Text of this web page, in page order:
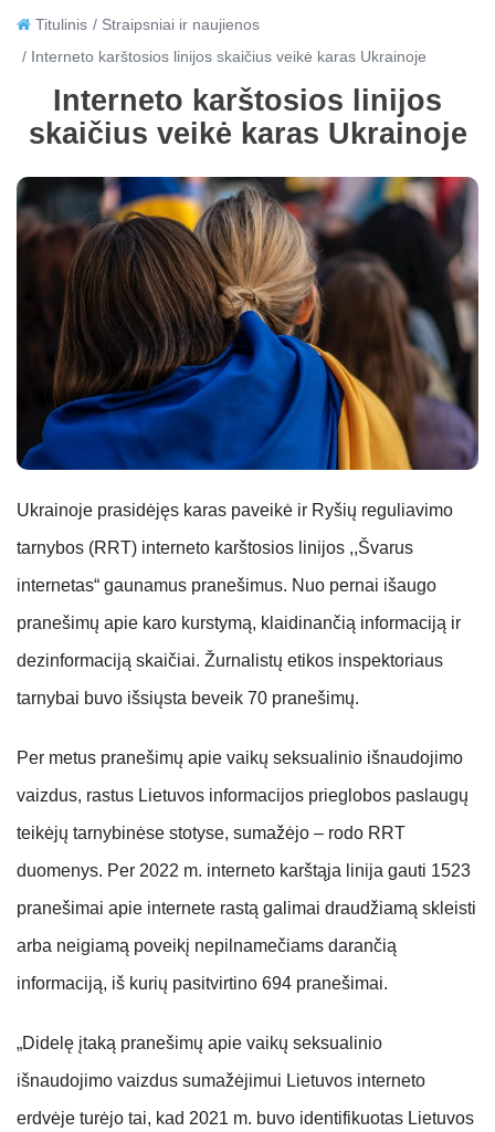
Titulinis
Straipsniai ir naujienos
Interneto karštosios linijos skaičius veikė karas Ukrainoje
Interneto karštosios linijos
skaičius veikė karas Ukrainoje
Ukrainoje prasidėjęs karas paveikė ir Ryšių reguliavimo
tarnybos (RRT) interneto karštosios linijos ,,Švarus
internetas“ gaunamus pranešimus. Nuo pernai išaugo
pranešimų apie karo kurstymą, klaidinančią informaciją ir
dezinformaciją skaičiai. Žurnalistų etikos inspektoriaus
tarnybai buvo išsiųsta beveik 70 pranešimų.
Per metus pranešimų apie vaikų seksualinio išnaudojimo
vaizdus, rastus Lietuvos informacijos prieglobos paslaugų
teikėjų tarnybinėse stotyse, sumažėjo – rodo RRT
duomenys. Per 2022 m. interneto karštąja linija gauti 1523
pranešimai apie internete rastą galimai draudžiamą skleisti
arba neigiamą poveikį nepilnamečiams darančią
informaciją, iš kurių pasitvirtino 694 pranešimai.
„Didelę įtaką pranešimų apie vaikų seksualinio
išnaudojimo vaizdus sumažėjimui Lietuvos interneto
erdvėje turėjo tai, kad 2021 m. buvo identifikuotas Lietuvos